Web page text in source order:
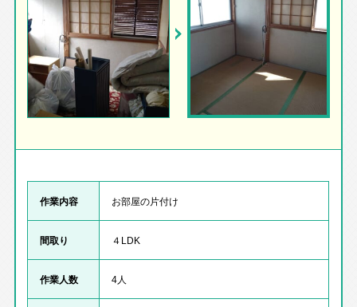
作業内容 お部屋の片付け
間取り ４LDK
作業人数 4人